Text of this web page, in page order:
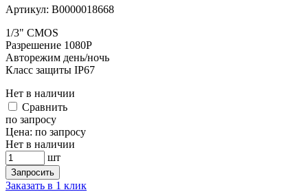
Артикул: В0000018668
1/3" CMOS
Разрешение 1080P
Авторежим день/ночь
Класс защиты IP67
Нет в наличии
Cравнить
по запросу
Цена: по запросу
Нет в наличии
шт
Запросить
Заказать в 1 клик